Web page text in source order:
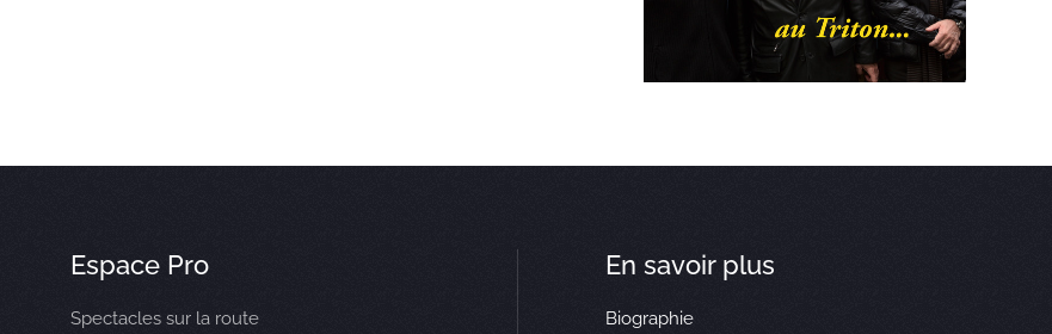
Espace Pro
Spectacles sur la route
En savoir plus
Biographie